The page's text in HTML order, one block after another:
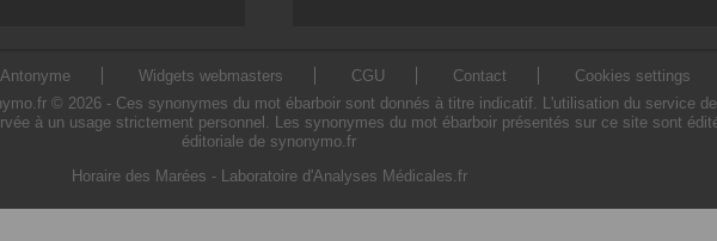
Antonyme Widgets webmasters CGU Contact
Cookies settings
© 2026 - Ces synonymes du mot ébarboir sont donnés à titre indicatif. L'utilisation du service
à un usage strictement personnel. Les synonymes du mot ébarboir présentés sur ce site sont
éditoriale de synonymo.fr
Horaire des Marées - Laboratoire d'Analyses Médicales.fr